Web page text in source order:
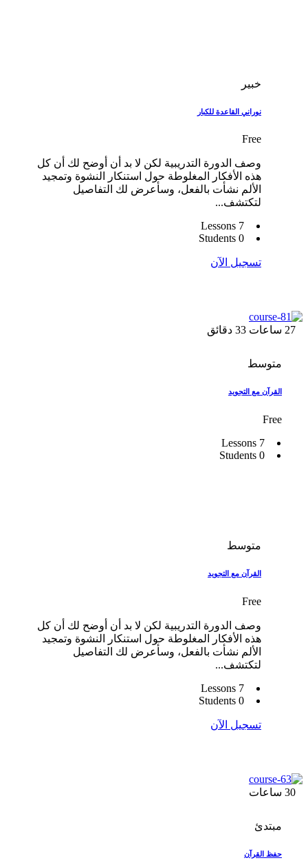
خبير
نوراني القاعدة للكبار
Free
وصف الدورة التدريبية لكن لا بد أن أوضح لك أن كل
هذه الأفكار المغلوطة حول استنكار النشوة وتمجيد
الألم نشأت بالفعل، وسأعرض لك التفاصيل
لتكتشف...
7 Lessons
0 Students
تسجيل الآن
ساعات دقائق
متوسط
القرآن مع التجويد
Free
7 Lessons
0 Students
متوسط
القرآن مع التجويد
Free
وصف الدورة التدريبية لكن لا بد أن أوضح لك أن كل
هذه الأفكار المغلوطة حول استنكار النشوة وتمجيد
الألم نشأت بالفعل، وسأعرض لك التفاصيل
لتكتشف...
7 Lessons
0 Students
تسجيل الآن
ساعات
مبتدئ
حفظ القرآن